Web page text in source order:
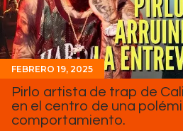
Programas
Noticias
Equipo
Sobre Nosotros
Contactos
FEBRERO 19, 2025
Pirlo artista de trap de
en el centro de una
comportamiento.